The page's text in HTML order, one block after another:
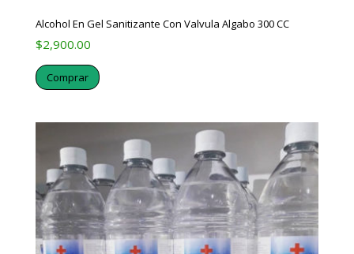
Alcohol En Gel Sanitizante Con Valvula Algabo 300 CC
$2,900.00
Comprar